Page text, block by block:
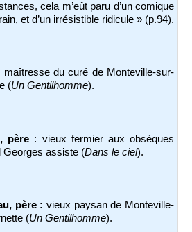
cela m’eût paru d’un comique
et d’un irrésistible ridicule » (p.94).
maîtresse du curé de Monteville-sur-
(Un Gentilhomme).
père : vieux fermier aux obsèques
Georges assiste (Dans le ciel).
père : vieux paysan de Monteville-
(Un Gentilhomme).